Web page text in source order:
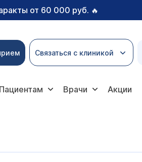
от 60 000 руб. 🔥
Связаться с клиникой
Пациентам Врачи Акции